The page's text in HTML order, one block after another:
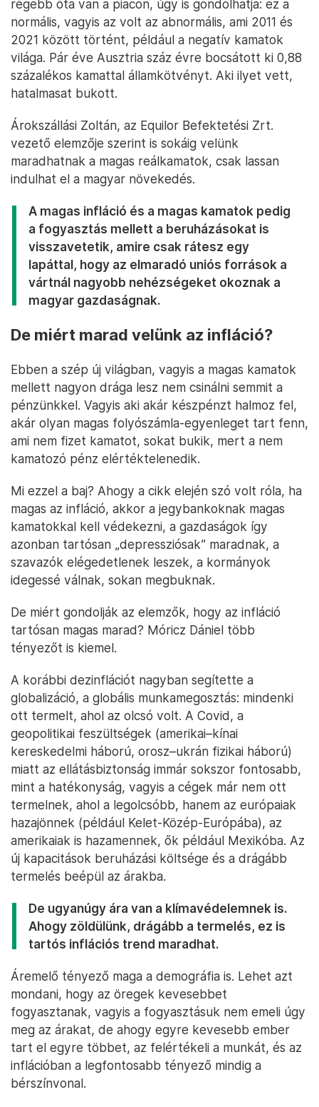
régebb óta van a piacon, úgy is gondolhatja: ez a
normális, vagyis az volt az abnormális, ami 2011 és
2021 között történt, például a negatív kamatok
világa. Pár éve Ausztria száz évre bocsátott ki 0,88
százalékos kamattal államkötvényt. Aki ilyet vett,
hatalmasat bukott.
Árokszállási Zoltán, az Equilor Befektetési Zrt.
vezető elemzője szerint is sokáig velünk
maradhatnak a magas reálkamatok, csak lassan
indulhat el a magyar növekedés.
A magas infláció és a magas kamatok pedig
a fogyasztás mellett a beruházásokat is
visszavetetik, amire csak rátesz egy
lapáttal, hogy az elmaradó uniós források a
vártnál nagyobb nehézségeket okoznak a
magyar gazdaságnak.
De miért marad velünk az infláció?
Ebben a szép új világban, vagyis a magas kamatok
mellett nagyon drága lesz nem csinálni semmit a
pénzünkkel. Vagyis aki akár készpénzt halmoz fel,
akár olyan magas folyószámla-egyenleget tart fenn,
ami nem fizet kamatot, sokat bukik, mert a nem
kamatozó pénz elértéktelenedik.
Mi ezzel a baj? Ahogy a cikk elején szó volt róla, ha
magas az infláció, akkor a jegybankoknak magas
kamatokkal kell védekezni, a gazdaságok így
azonban tartósan „depressziósak” maradnak, a
szavazók elégedetlenek leszek, a kormányok
idegessé válnak, sokan megbuknak.
De miért gondolják az elemzők, hogy az infláció
tartósan magas marad? Móricz Dániel több
tényezőt is kiemel.
A korábbi dezinflációt nagyban segítette a
globalizáció, a globális munkamegosztás: mindenki
ott termelt, ahol az olcsó volt. A Covid, a
geopolitikai feszültségek (amerikai–kínai
kereskedelmi háború, orosz–ukrán fizikai háború)
miatt az ellátásbiztonság immár sokszor fontosabb,
mint a hatékonyság, vagyis a cégek már nem ott
termelnek, ahol a legolcsóbb, hanem az európaiak
hazajönnek (például Kelet-Közép-Európába), az
amerikaiak is hazamennek, ők például Mexikóba. Az
új kapacitások beruházási költsége és a drágább
termelés beépül az árakba.
De ugyanúgy ára van a klímavédelemnek is.
Ahogy zöldülünk, drágább a termelés, ez is
tartós inflációs trend maradhat.
Áremelő tényező maga a demográfia is. Lehet azt
mondani, hogy az öregek kevesebbet
fogyasztanak, vagyis a fogyasztásuk nem emeli úgy
meg az árakat, de ahogy egyre kevesebb ember
tart el egyre többet, az felértékeli a munkát, és az
inflációban a legfontosabb tényező mindig a
bérszínvonal.